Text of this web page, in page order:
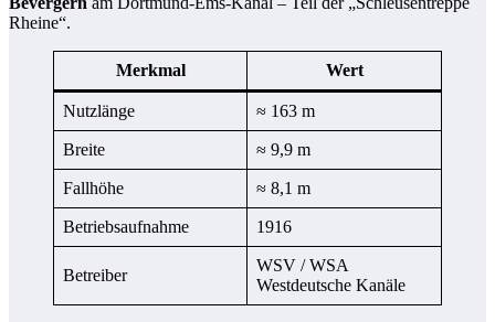
Rheine“.
Merkmal Wert
Nutzlänge ≈ 163 m
Breite ≈ 9,9 m
Fallhöhe ≈ 8,1 m
Betriebsaufnahme 1916
Betreiber
WSV / WSA
Westdeutsche Kanäle